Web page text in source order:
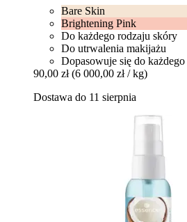
Bare Skin
Brightening Pink
Do każdego rodzaju skóry
Do utrwalenia makijażu
Dopasowuje się do
90,00 zł (6 000,00 zł / kg)
Dostawa do 11 sierpnia